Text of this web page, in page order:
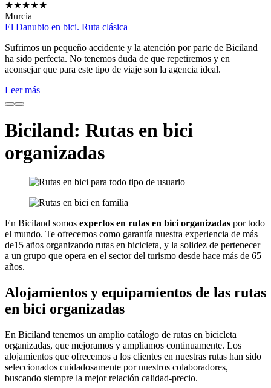
★★★★★
Murcia
El Danubio en bici. Ruta clásica
Sufrimos un pequeño accidente y la atención por parte de Biciland
ha sido perfecta. No tenemos duda de que repetiremos y en
aconsejar que para este tipo de viaje son la agencia ideal.
Leer más
Biciland: Rutas en bici
organizadas
En Biciland somos expertos en rutas en bici organizadas por todo
el mundo. Te ofrecemos como garantía nuestra experiencia de más
de15 años organizando rutas en bicicleta, y la solidez de pertenecer
a un grupo que opera en el sector del turismo desde hace más de 65
años.
Alojamientos y equipamientos de las rutas
en bici organizadas
En Biciland tenemos un amplio catálogo de rutas en bicicleta
organizadas, que mejoramos y ampliamos continuamente. Los
alojamientos que ofrecemos a los clientes en nuestras rutas han sido
seleccionados cuidadosamente por nuestros colaboradores,
buscando siempre la mejor relación calidad-precio.